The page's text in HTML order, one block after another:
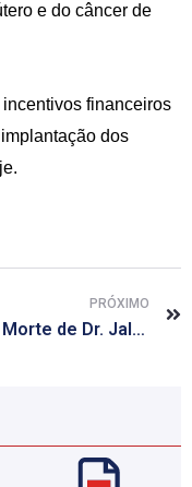
e do câncer de
financeiros
dos
PRÓXIMO
Morte de Dr. Jaldo encerra ciclo farmacêutico